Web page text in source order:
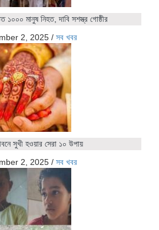
১০০০ মানুষ নিহত, দাবি সশস্ত্র গোষ্ঠীর
2, 2025 / সব খবর
সুখী হওয়ার সেরা ১০ উপায়
2, 2025 / সব খবর